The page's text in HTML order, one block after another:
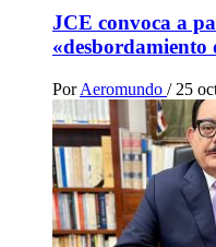
JCE convoca a
«desbordamiento
Por Aeromundo / 25